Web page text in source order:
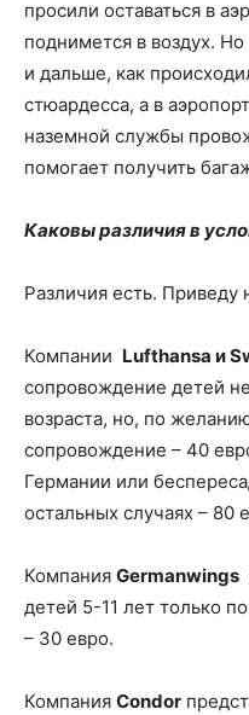
просили оставаться в
поднимется в воздух.
и дальше, как
стюардесса, а в
наземной службы
помогает получить
Каковы различия в
Различия есть. Приведу
Компании Lufthansa и
сопровождение детей
возраста, но, по
сопровождение – 40
Германии или
остальных случаях – 80
Компания Germanwings
детей 5-11 лет только
– 30 евро.
Компания Condor